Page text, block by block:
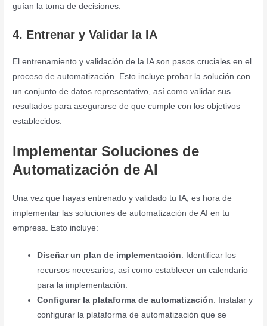
guían la toma de decisiones.
4. Entrenar y Validar la IA
El entrenamiento y validación de la IA son pasos cruciales en el
proceso de automatización. Esto incluye probar la solución con
un conjunto de datos representativo, así como validar sus
resultados para asegurarse de que cumple con los objetivos
establecidos.
Implementar Soluciones de
Automatización de AI
Una vez que hayas entrenado y validado tu IA, es hora de
implementar las soluciones de automatización de AI en tu
empresa. Esto incluye:
Diseñar un plan de implementación: Identificar los
recursos necesarios, así como establecer un calendario
para la implementación.
Configurar la plataforma de automatización: Instalar y
configurar la plataforma de automatización que se